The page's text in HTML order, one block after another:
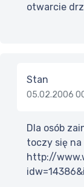
otwarcie
Stan
05.02.2006
Dla osób
toczy się na
http://